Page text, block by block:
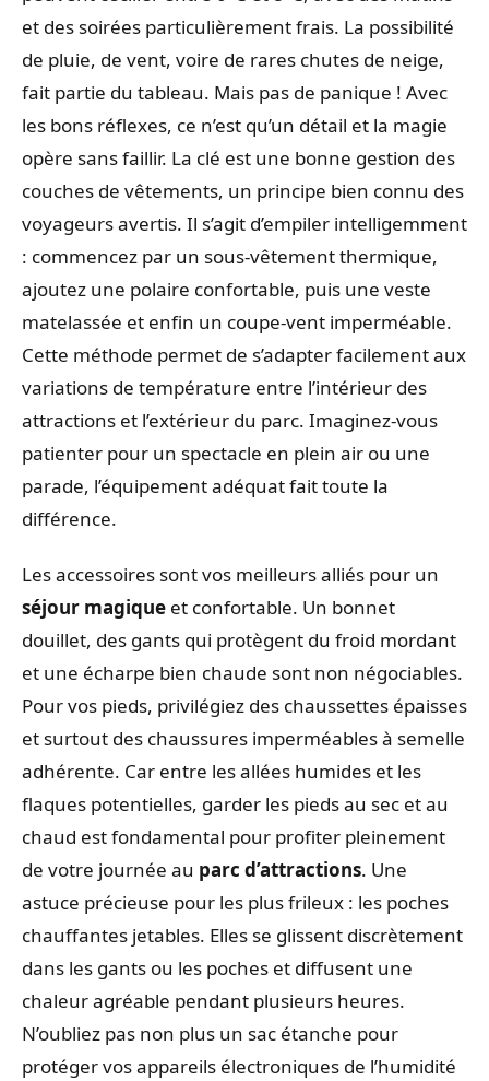
et des soirées particulièrement frais. La possibilité
de pluie, de vent, voire de rares chutes de neige,
fait partie du tableau. Mais pas de panique ! Avec
les bons réflexes, ce n’est qu’un détail et la magie
opère sans faillir. La clé est une bonne gestion des
couches de vêtements, un principe bien connu des
voyageurs avertis. Il s’agit d’empiler intelligemment
: commencez par un sous-vêtement thermique,
ajoutez une polaire confortable, puis une veste
matelassée et enfin un coupe-vent imperméable.
Cette méthode permet de s’adapter facilement aux
variations de température entre l’intérieur des
attractions et l’extérieur du parc. Imaginez-vous
patienter pour un spectacle en plein air ou une
parade, l’équipement adéquat fait toute la
différence.
Les accessoires sont vos meilleurs alliés pour un
séjour magique et confortable. Un bonnet
douillet, des gants qui protègent du froid mordant
et une écharpe bien chaude sont non négociables.
Pour vos pieds, privilégiez des chaussettes épaisses
et surtout des chaussures imperméables à semelle
adhérente. Car entre les allées humides et les
flaques potentielles, garder les pieds au sec et au
chaud est fondamental pour profiter pleinement
de votre journée au parc d’attractions. Une
astuce précieuse pour les plus frileux : les poches
chauffantes jetables. Elles se glissent discrètement
dans les gants ou les poches et diffusent une
chaleur agréable pendant plusieurs heures.
N’oubliez pas non plus un sac étanche pour
protéger vos appareils électroniques de l’humidité